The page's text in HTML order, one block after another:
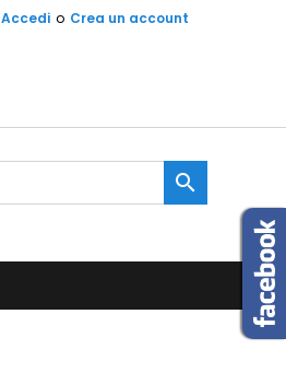
Accedi o Crea un account
